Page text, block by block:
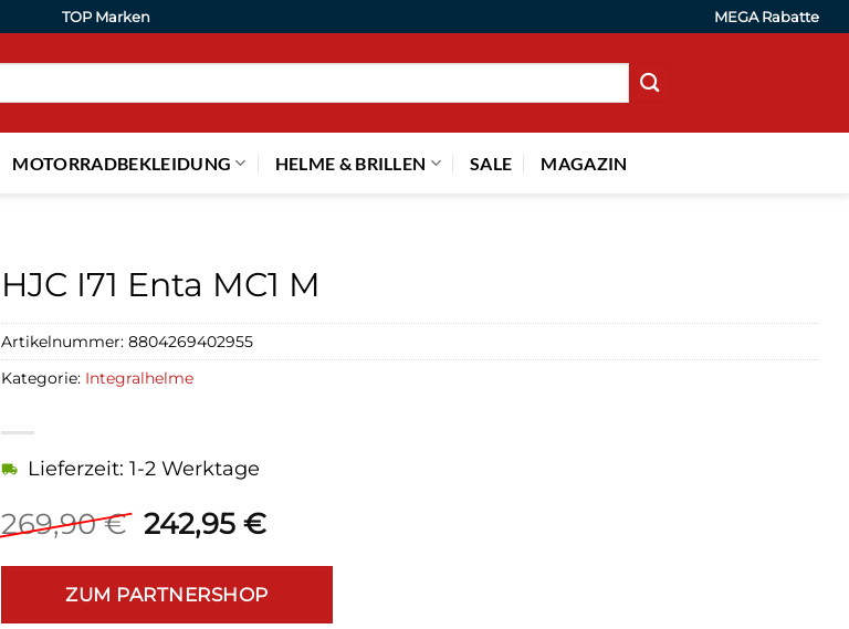
TOP Marken MEGA Rabatte
MOTORRADBEKLEIDUNG HELME & BRILLEN SALE MAGAZIN
HJC I71 Enta MC1 M
269,90€ Ursprünglicher
war:
269,90 €
242,95 €Aktueller
ist:
242,95 €.
Lieferzeit: 1-2 Werktage
ZUM PARTNERSHOP
Artikelnummer: 8804269402955
Kategorie: Integralhelme